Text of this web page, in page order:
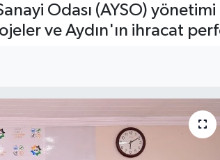
Odası (AYSO)
ve Aydın'ın ihracat